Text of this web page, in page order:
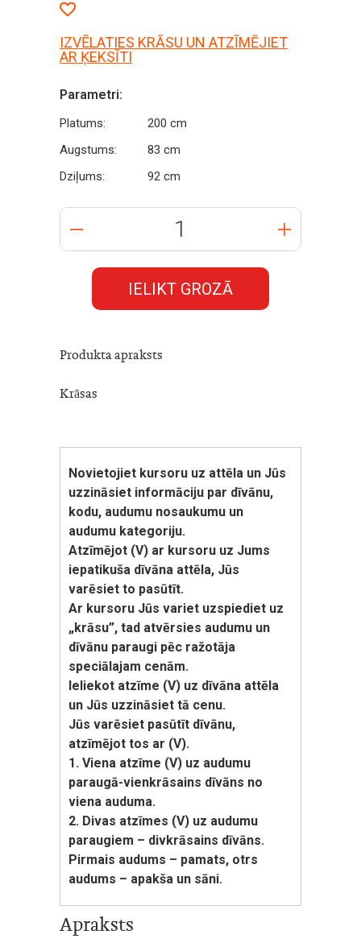
IZVĒLATIES KRĀSU UN ATZĪMĒJIET
AR ĶEKSĪTI
Parametri:
Platums:
200 cm
Augstums:
83 cm
Dziļums:
92 cm
IELIKT GROZĀ
Produkta apraksts
Krāsas
Novietojiet kursoru uz attēla un Jūs
uzzināsiet informāciju par dīvānu,
kodu, audumu nosaukumu un
audumu kategoriju.
Atzīmējot (V) ar kursoru uz Jums
iepatikuša dīvāna attēla, Jūs
varēsiet to pasūtīt.
Ar kursoru Jūs variet uzspiediet uz
„krāsu”, tad atvērsies audumu un
dīvānu paraugi pēc ražotāja
speciālajam cenām.
Ieliekot atzīme (V) uz dīvāna attēla
un Jūs uzzināsiet tā cenu.
Jūs varēsiet pasūtīt dīvānu,
atzīmējot tos ar (V).
1. Viena atzīme (V) uz audumu
paraugā-vienkrāsains dīvāns no
viena auduma.
2. Divas atzīmes (V) uz audumu
paraugiem – divkrāsains dīvāns.
Pirmais audums – pamats, otrs
audums – apakša un sāni.
Apraksts